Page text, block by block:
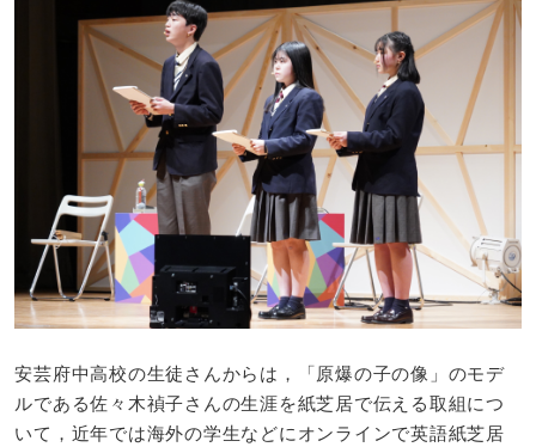
安芸府中高校の生徒さんからは，「原爆の子の像」のモデ
ルである佐々木禎子さんの生涯を紙芝居で伝える取組につ
いて，近年では海外の学生などにオンラインで英語紙芝居